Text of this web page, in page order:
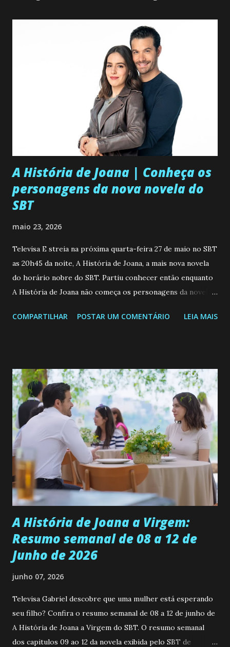
A História de Joana | Conheça os
personagens da nova novela do
SBT
maio 23, 2026
Televisa E streia na próxima quarta-feira 27 de maio no SBT
as 20h45 da noite, A História de Joana, a mais nova novela
do horário nobre do SBT. Partiu conhecer então enquanto
A História de Joana não começa os personagens da novela?
de 25/05/26 a 31/05/26 JOANA GUADALUPE (Camila
permanecer virgem até encontrar o homem que realmente
ama, o que não é fácil, já que dedica todas as suas energias a
se aprimorar, trabalhando, estudando e se orgulhando de
ser a primeira mulher da família a ingressar na
universidade. Ela tem uma personalidade muito alegre, é
muito madura para a idade, determinada, criativa e
empática. Detesta injustiças e é uma ótima amiga. Pode ser
teimosa e muito persistente quando decide fazer algo.
Durante um exame ginecológico, ela é inseminada por eng...
COMPARTILHAR POSTAR UM COMENTÁRIO LEIA MAIS
A História de Joana a Virgem:
Resumo semanal de 08 a 12 de
Junho de 2026
junho 07, 2026
Televisa Gabriel descobre que uma mulher está esperando
seu filho? Confira o resumo semanal de 08 a 12 de junho de
A História de Joana a Virgem do SBT. O resumo semanal
dos capitulos 09 ao 12 da novela exibida pelo SBT de